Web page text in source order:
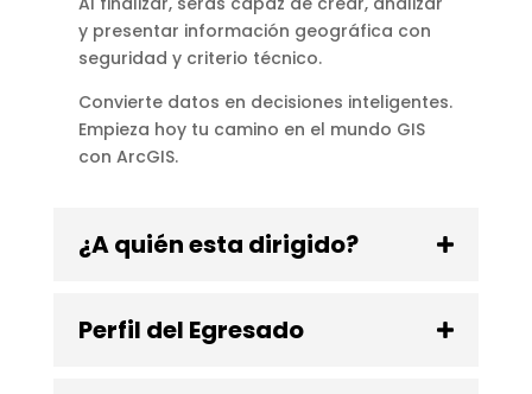
y presentar información geográfica con
seguridad y criterio técnico.
Convierte datos en decisiones inteligentes.
Empieza hoy tu camino en el mundo GIS
con ArcGIS.
¿A quién esta dirigido?
Perfil del Egresado